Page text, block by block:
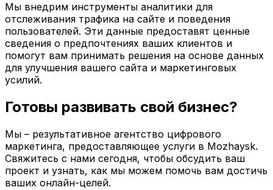
Мы внедрим инструменты аналитики для
отслеживания трафика на сайте и поведения
пользователей. Эти данные предоставят ценные
сведения о предпочтениях ваших клиентов и
помогут вам принимать решения на основе данных
для улучшения вашего сайта и маркетинговых
усилий.
Готовы развивать свой бизнес?
Мы – результативное агентство цифрового
маркетинга, предоставляющее услуги в Mozhaysk.
Свяжитесь с нами сегодня, чтобы обсудить ваш
проект и узнать, как мы можем помочь вам достичь
ваших онлайн-целей.